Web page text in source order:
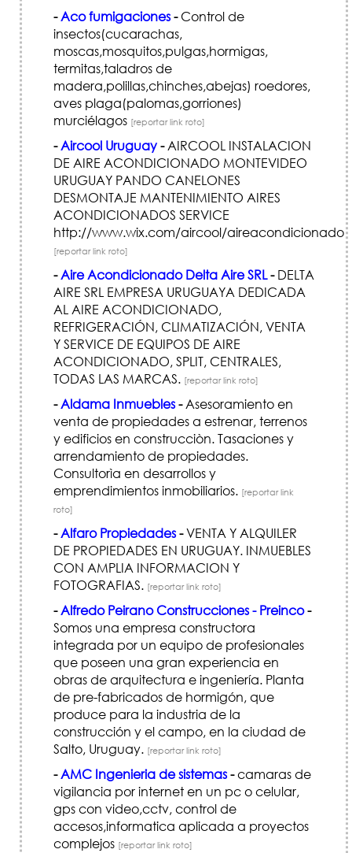
-Aco fumigaciones-Control de
insectos(cucarachas,
moscas,mosquitos,pulgas,hormigas,
termitas,taladros de
madera,polillas,chinches,abejas) roedores,
aves plaga(palomas,gorriones)
murciélagos [reportar link roto]
-Aircool Uruguay-AIRCOOL INSTALACION
DE AIRE ACONDICIONADO MONTEVIDEO
URUGUAY PANDO CANELONES
DESMONTAJE MANTENIMIENTO AIRES
ACONDICIONADOS SERVICE
http://www.wix.com/aircool/aireacondicionado
[reportar link roto]
-Aire Acondicionado Delta Aire SRL-DELTA
AIRE SRL EMPRESA URUGUAYA DEDICADA
AL AIRE ACONDICIONADO,
REFRIGERACIÓN, CLIMATIZACIÓN, VENTA
Y SERVICE DE EQUIPOS DE AIRE
ACONDICIONADO, SPLIT, CENTRALES,
TODAS LAS MARCAS. [reportar link roto]
-Aldama Inmuebles-Asesoramiento en
venta de propiedades a estrenar, terrenos
y edificios en construcciòn. Tasaciones y
arrendamiento de propiedades.
Consultorìa en desarrollos y
emprendimientos inmobiliarios. [reportar link
roto]
-Alfaro Propiedades-VENTA Y ALQUILER
DE PROPIEDADES EN URUGUAY. INMUEBLES
CON AMPLIA INFORMACION Y
FOTOGRAFIAS. [reportar link roto]
-Alfredo Peirano Construcciones - Preinco-
Somos una empresa constructora
integrada por un equipo de profesionales
que poseen una gran experiencia en
obras de arquitectura e ingeniería. Planta
de pre-fabricados de hormigón, que
produce para la industria de la
construcción y el campo, en la ciudad de
Salto, Uruguay. [reportar link roto]
-AMC Ingenieria de sistemas-camaras de
vigilancia por internet en un pc o celular,
gps con video,cctv, control de
accesos,informatica aplicada a proyectos
complejos [reportar link roto]